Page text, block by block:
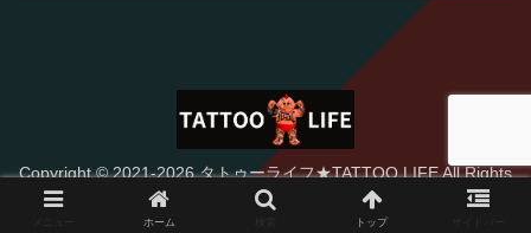
Copyright © 2021-2026 タトゥーライフ★TATTOO LIFE All Rights
Reserved.
ホーム トップ